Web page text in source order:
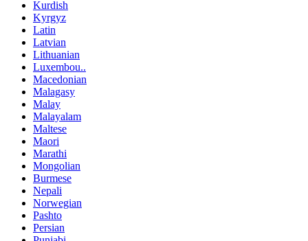
Kurdish
Kyrgyz
Latin
Latvian
Lithuanian
Luxembou..
Macedonian
Malagasy
Malay
Malayalam
Maltese
Maori
Marathi
Mongolian
Burmese
Nepali
Norwegian
Pashto
Persian